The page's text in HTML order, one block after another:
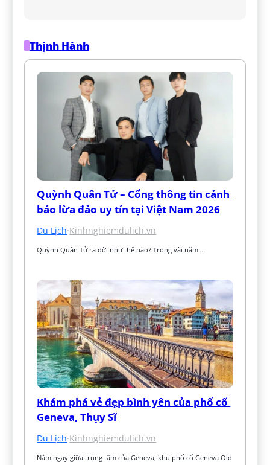
Thịnh Hành
Quỳnh Quân Tử – Cổng thông tin cảnh
báo lừa đảo uy tín tại Việt Nam 2026
Du Lịch·Kinhnghiemdulich.vn
Quỳnh Quân Tử ra đời như thế nào? Trong vài năm…
Khám phá vẻ đẹp bình yên của phố cổ
Geneva, Thụy Sĩ
Du Lịch·Kinhnghiemdulich.vn
Nằm ngay giữa trung tâm của Geneva, khu phố cổ Geneva Old